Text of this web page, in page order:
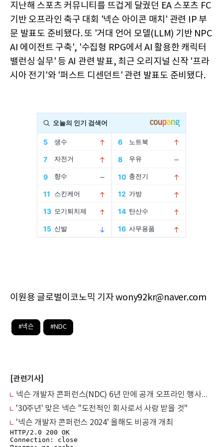
지난해 스포츠 커뮤니티를 뜨겁게 달궜던 EA 스포츠 FC
기반 오프라인 축구 대회 '넥슨 아이콘 매치' 관련 IP 부
문 발표도 준비됐다. 또 '거대 언어 모델(LLM) 기반 NPC
AI 에이전트 구축', '수집형 RPG에서 AI 활용한 캐릭터
밸런싱 실무' 등 AI 관련 발표, 최근 오리지널 신작 '프라
시아 전기'와 '퍼스트 디센던트' 관련 발표도 준비됐다.
이원용 글로벌이코노믹 기자 wony92kr@naver.com
#넥슨 #NDC
[관련기사]
넥슨 개발자 콘퍼런스(NDC) 6년 만에 공개 오프라인 행사로 개최
'30주년' 맞은 넥슨 "도전적인 회사로서 사랑 받을 것"
'넥슨 개발자 콘퍼런스 2024' 올해도 비공개 개최